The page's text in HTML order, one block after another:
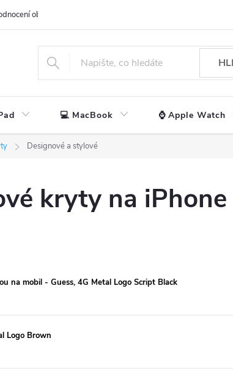
obchodu
💻 MacBook ⌚ Apple Watch
Designové a stylové
kryty na
na mobil - Guess, 4G Metal Logo Script Black
Logo Brown